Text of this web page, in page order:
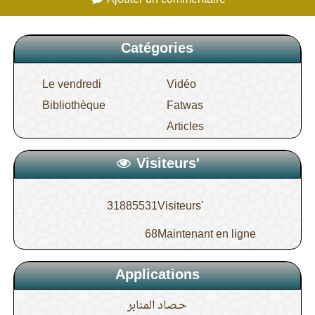
Catégories
Vidéo
Le vendredi
Fatwas
Bibliothèque
Articles
Visiteurs'
Visiteurs'
31885531
Maintenant en ligne
68
Applications
حـصاد المنابر